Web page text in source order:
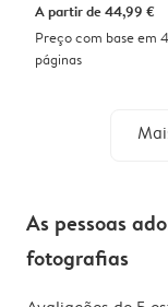
A partir de44,99 €
Preço com base em
páginas
As pessoas
fotografias